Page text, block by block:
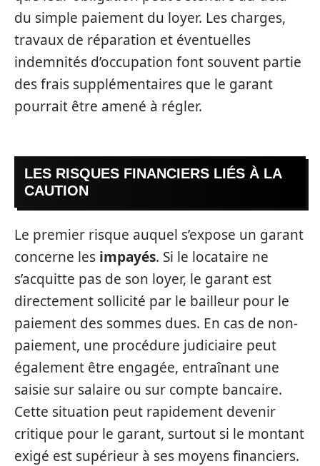
du simple paiement du loyer. Les charges,
travaux de réparation et éventuelles
indemnités d’occupation font souvent partie
des frais supplémentaires que le garant
pourrait être amené à régler.
LES RISQUES FINANCIERS LIÉS À LA
CAUTION
Le premier risque auquel s’expose un garant
concerne les impayés. Si le locataire ne
s’acquitte pas de son loyer, le garant est
directement sollicité par le bailleur pour le
paiement des sommes dues. En cas de non-
paiement, une procédure judiciaire peut
également être engagée, entraînant une
saisie sur salaire ou sur compte bancaire.
Cette situation peut rapidement devenir
critique pour le garant, surtout si le montant
exigé est supérieur à ses moyens financiers.